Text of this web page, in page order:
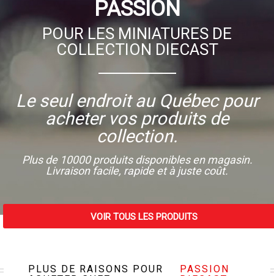
PASSION
POUR LES MINIATURES DE
COLLECTION DIECAST
Le seul endroit au Québec pour
acheter vos produits de
collection.
Plus de 10000 produits disponibles en magasin.
Livraison facile, rapide et à juste coût.
VOIR TOUS LES PRODUITS
PLUS DE RAISONS POUR
PASSION